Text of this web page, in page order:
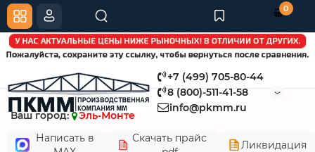
+7 (499) 705-80-44
8 (800)-511-41-58
info@pkmm.ru
Ваш город:
Эль-Монте
Написать в
Скачать прайс
Ликвидация
0